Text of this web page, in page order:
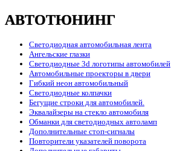
АВТОТЮНИНГ
Светодиодная автомобильная лента
Ангельские глазки
Светодиодные 3d логотипы автомобилей
Автомобильные проекторы в двери
Гибкий неон автомобильный
Светодиодные колпачки
Бегущие строки для автомобилей.
Эквалайзеры на стекло автомобиля
Обманки для светодиодных автоламп
Дополнительные стоп-сигналы
Повторители указателей поворота